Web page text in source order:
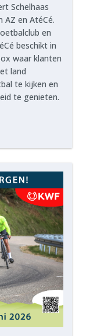
Schelhaas
AZ en AtéCé.
en
beschikt in
waar klanten
land
te kijken en
te genieten.